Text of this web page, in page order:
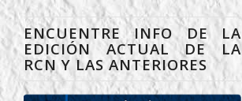
ENCUENTRE INFO DE LA
EDICIÓN ACTUAL DE LA
RCN Y LAS ANTERIORES